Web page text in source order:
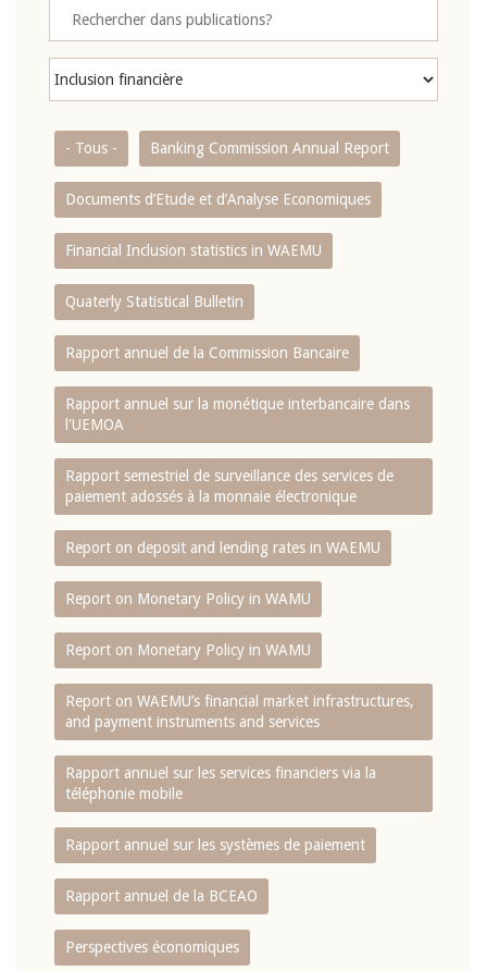
- Tous - Banking Commission Annual Report
Documents d’Etude et d’Analyse Economiques
Financial Inclusion statistics in WAEMU
Quaterly Statistical Bulletin
Rapport annuel de la Commission Bancaire
Rapport annuel sur la monétique interbancaire dans
l'UEMOA
Rapport semestriel de surveillance des services de
paiement adossés à la monnaie électronique
Report on deposit and lending rates in WAEMU
Report on Monetary Policy in WAMU
Report on Monetary Policy in WAMU
Report on WAEMU’s financial market infrastructures,
and payment instruments and services
Rapport annuel sur les services financiers via la
téléphonie mobile
Rapport annuel sur les systèmes de paiement
Rapport annuel de la BCEAO
Perspectives économiques